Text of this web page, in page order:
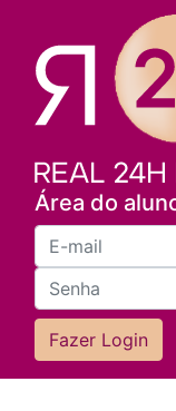
Área do